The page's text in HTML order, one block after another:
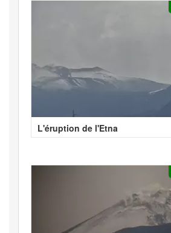
L'éruption de l'Etna